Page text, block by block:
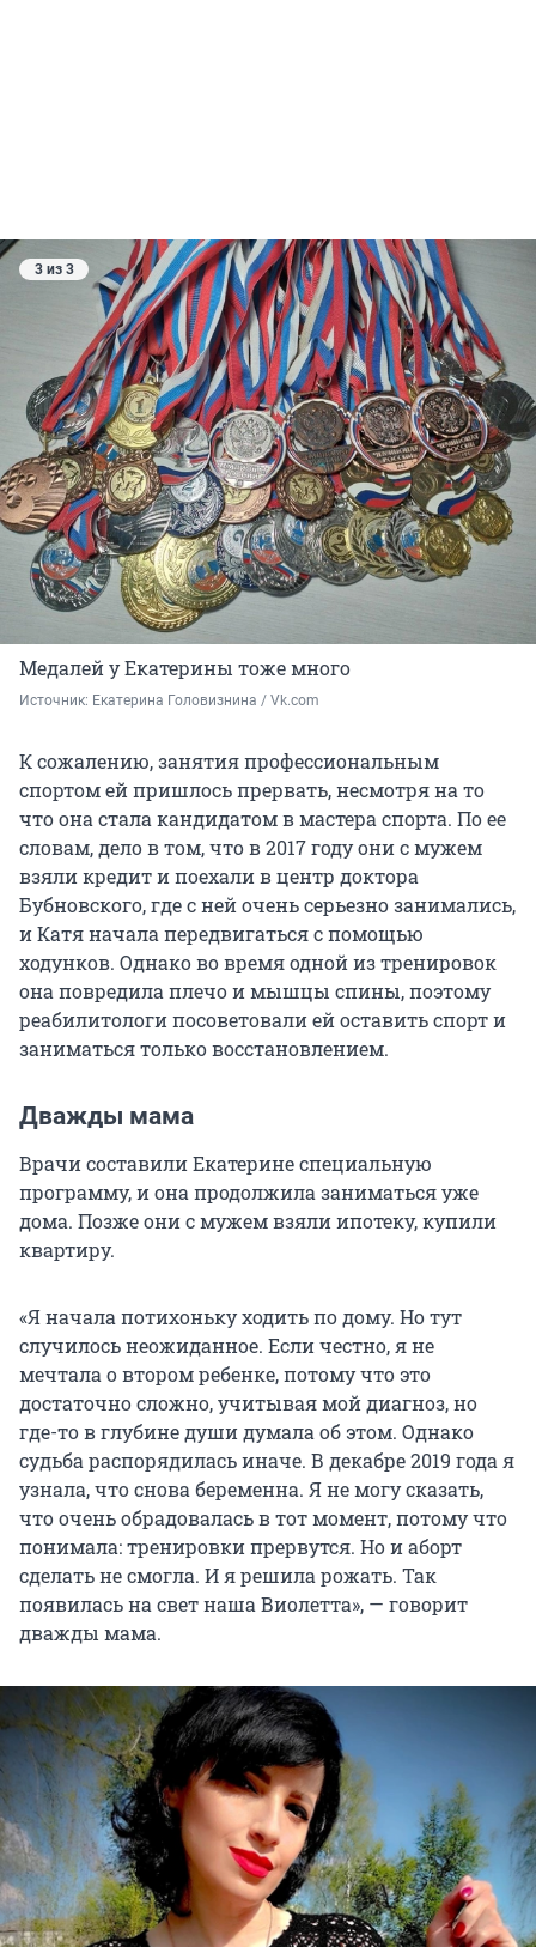
3 из 3
Медалей у Екатерины тоже много
Источник: Екатерина Головизнина / Vk.com
К сожалению, занятия профессиональным
спортом ей пришлось прервать, несмотря на то
что она стала кандидатом в мастера спорта. По ее
словам, дело в том, что в 2017 году они с мужем
взяли кредит и поехали в центр доктора
Бубновского, где с ней очень серьезно занимались,
и Катя начала передвигаться с помощью
ходунков. Однако во время одной из тренировок
она повредила плечо и мышцы спины, поэтому
реабилитологи посоветовали ей оставить спорт и
заниматься только восстановлением.
Дважды мама
Врачи составили Екатерине специальную
программу, и она продолжила заниматься уже
дома. Позже они с мужем взяли ипотеку, купили
квартиру.
«Я начала потихоньку ходить по дому. Но тут
случилось неожиданное. Если честно, я не
мечтала о втором ребенке, потому что это
достаточно сложно, учитывая мой диагноз, но
где-то в глубине души думала об этом. Однако
судьба распорядилась иначе. В декабре 2019 года я
узнала, что снова беременна. Я не могу сказать,
что очень обрадовалась в тот момент, потому что
понимала: тренировки прервутся. Но и аборт
сделать не смогла. И я решила рожать. Так
появилась на свет наша Виолетта», — говорит
дважды мама.